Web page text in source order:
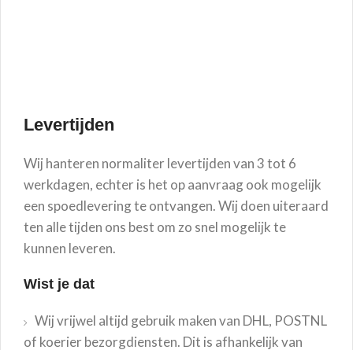
Levertijden
Wij hanteren normaliter levertijden van 3 tot 6
werkdagen, echter is het op aanvraag ook mogelijk
een spoedlevering te ontvangen. Wij doen uiteraard
ten alle tijden ons best om zo snel mogelijk te
kunnen leveren.
Wist je dat
Wij vrijwel altijd gebruik maken van DHL, POSTNL
of koerier bezorgdiensten. Dit is afhankelijk van